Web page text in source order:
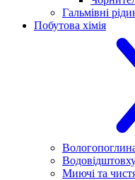
Гальмівні
Побутова хімія
Миючі та